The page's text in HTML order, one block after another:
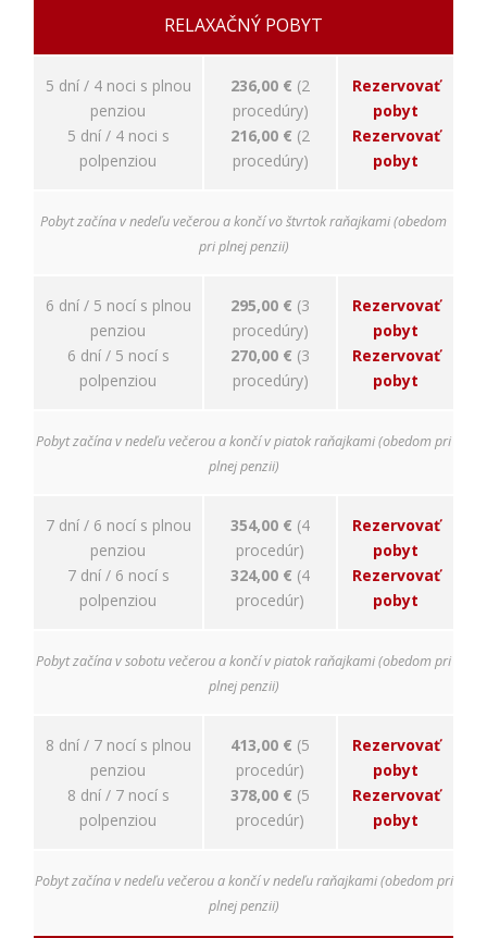
RELAXAČNÝ POBYT
5 dní / 4 noci s plnou
penziou
5 dní / 4 noci s
polpenziou
236,00 € (2
procedúry)
216,00 € (2
procedúry)
Rezervovať
pobyt
Rezervovať
pobyt
Pobyt začína v nedeľu večerou a končí vo štvrtok raňajkami (obedom
pri plnej penzii)
6 dní / 5 nocí s plnou
penziou
6 dní / 5 nocí s
polpenziou
295,00 € (3
procedúry)
270,00 € (3
procedúry)
Rezervovať
pobyt
Rezervovať
pobyt
Pobyt začína v nedeľu večerou a končí v piatok raňajkami (obedom pri
plnej penzii)
7 dní / 6 nocí s plnou
penziou
7 dní / 6 nocí s
polpenziou
354,00 € (4
procedúr)
324,00 € (4
procedúr)
Rezervovať
pobyt
Rezervovať
pobyt
Pobyt začína v sobotu večerou a končí v piatok raňajkami (obedom pri
plnej penzii)
8 dní / 7 nocí s plnou
penziou
8 dní / 7 nocí s
polpenziou
413,00 € (5
procedúr)
378,00 € (5
procedúr)
Rezervovať
pobyt
Rezervovať
pobyt
Pobyt začína v nedeľu večerou a končí v nedeľu raňajkami (obedom pri
plnej penzii)
kampaní. Tieto
cookies môžu byť
nastavené aj
Google. Účel:
reklám; Právny